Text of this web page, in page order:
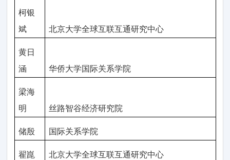
柯银
斌
北京大学全球互联互通研究中心
黄日
涵
华侨大学国际关系学院
梁海
明
丝路智谷经济研究院
储殷 国际关系学院
翟崑 北京大学全球互联互通研究中心